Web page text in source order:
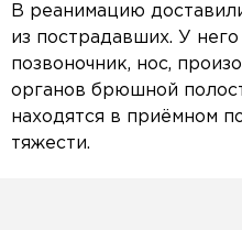
В реанимацию
из пострадавших. У
позвоночник, нос,
органов брюшной
находятся в приёмном
тяжести.